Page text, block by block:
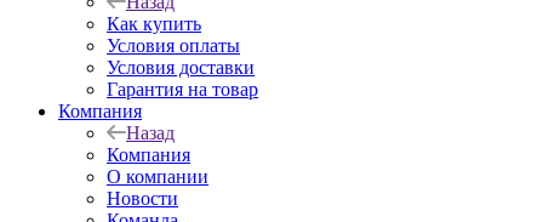
Как купить
Условия оплаты
Условия доставки
Гарантия на товар
Компания
Назад
Компания
О компании
Новости